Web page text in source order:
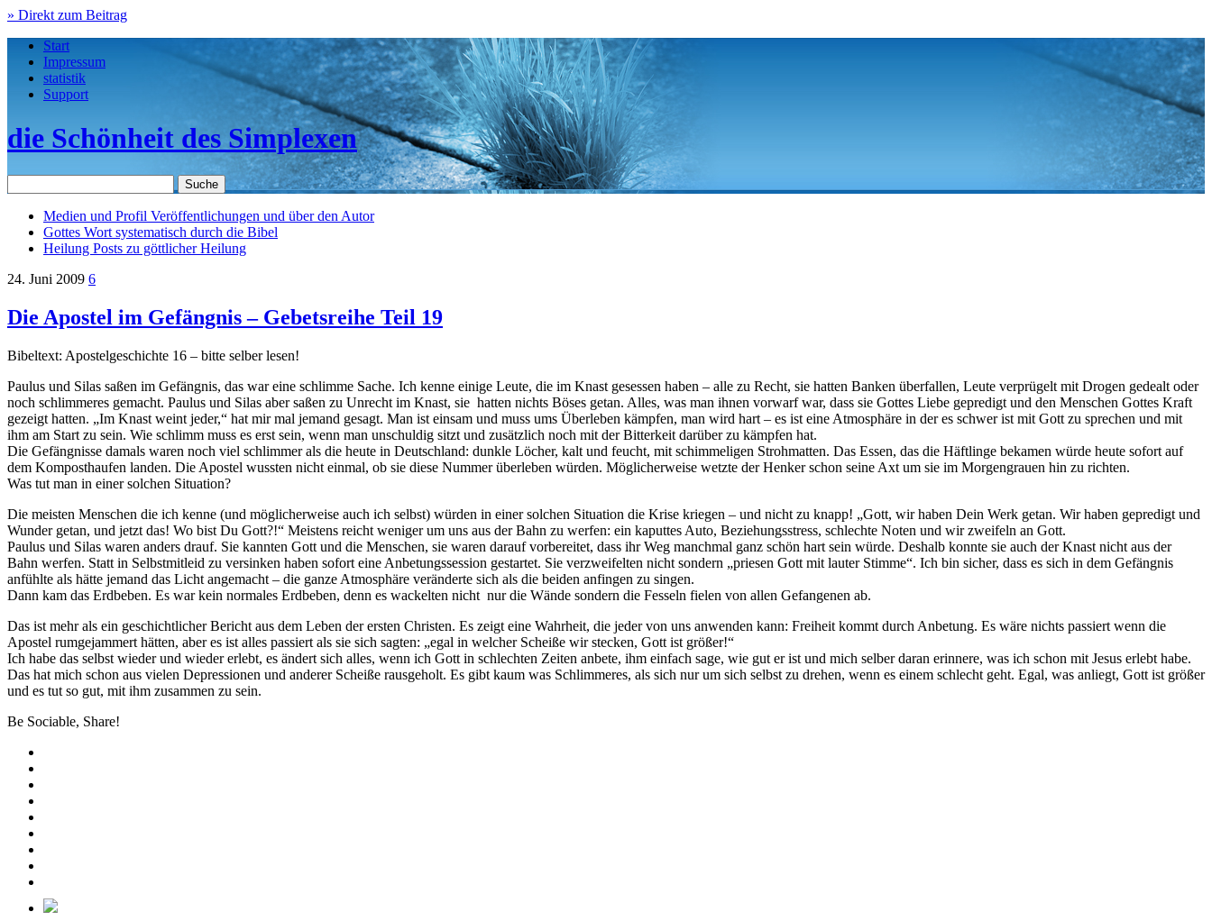
» Direkt zum Beitrag
Start
Impressum
statistik
Support
die Schönheit des Simplexen
Medien und Profil Veröffentlichungen und über den Autor
Gottes Wort systematisch durch die Bibel
Heilung Posts zu göttlicher Heilung
24. Juni 2009 6
Die Apostel im Gefängnis – Gebetsreihe Teil 19
Bibeltext: Apostelgeschichte 16 – bitte selber lesen!
Paulus und Silas saßen im Gefängnis, das war eine schlimme Sache. Ich kenne einige Leute, die im Knast gesessen haben – alle zu Recht, sie hatten Banken überfallen, Leute verprügelt mit Drogen gedealt oder
noch schlimmeres gemacht. Paulus und Silas aber saßen zu Unrecht im Knast, sie hatten nichts Böses getan. Alles, was man ihnen vorwarf war, dass sie Gottes Liebe gepredigt und den Menschen Gottes Kraft
gezeigt hatten. „Im Knast weint jeder,“ hat mir mal jemand gesagt. Man ist einsam und muss ums Überleben kämpfen, man wird hart – es ist eine Atmosphäre in der es schwer ist mit Gott zu sprechen und mit
ihm am Start zu sein. Wie schlimm muss es erst sein, wenn man unschuldig sitzt und zusätzlich noch mit der Bitterkeit darüber zu kämpfen hat.
Die Gefängnisse damals waren noch viel schlimmer als die heute in Deutschland: dunkle Löcher, kalt und feucht, mit schimmeligen Strohmatten. Das Essen, das die Häftlinge bekamen würde heute sofort auf
dem Komposthaufen landen. Die Apostel wussten nicht einmal, ob sie diese Nummer überleben würden. Möglicherweise wetzte der Henker schon seine Axt um sie im Morgengrauen hin zu richten.
Was tut man in einer solchen Situation?
Die meisten Menschen die ich kenne (und möglicherweise auch ich selbst) würden in einer solchen Situation die Krise kriegen – und nicht zu knapp! „Gott, wir haben Dein Werk getan. Wir haben gepredigt und
Wunder getan, und jetzt das! Wo bist Du Gott?!“ Meistens reicht weniger um uns aus der Bahn zu werfen: ein kaputtes Auto, Beziehungsstress, schlechte Noten und wir zweifeln an Gott.
Paulus und Silas waren anders drauf. Sie kannten Gott und die Menschen, sie waren darauf vorbereitet, dass ihr Weg manchmal ganz schön hart sein würde. Deshalb konnte sie auch der Knast nicht aus der
Bahn werfen. Statt in Selbstmitleid zu versinken haben sofort eine Anbetungssession gestartet. Sie verzweifelten nicht sondern „priesen Gott mit lauter Stimme“. Ich bin sicher, dass es sich in dem Gefängnis
anfühlte als hätte jemand das Licht angemacht – die ganze Atmosphäre veränderte sich als die beiden anfingen zu singen.
Dann kam das Erdbeben. Es war kein normales Erdbeben, denn es wackelten nicht nur die Wände sondern die Fesseln fielen von allen Gefangenen ab.
Das ist mehr als ein geschichtlicher Bericht aus dem Leben der ersten Christen. Es zeigt eine Wahrheit, die jeder von uns anwenden kann: Freiheit kommt durch Anbetung. Es wäre nichts passiert wenn die
Apostel rumgejammert hätten, aber es ist alles passiert als sie sich sagten: „egal in welcher Scheiße wir stecken, Gott ist größer!“
Ich habe das selbst wieder und wieder erlebt, es ändert sich alles, wenn ich Gott in schlechten Zeiten anbete, ihm einfach sage, wie gut er ist und mich selber daran erinnere, was ich schon mit Jesus erlebt habe.
Das hat mich schon aus vielen Depressionen und anderer Scheiße rausgeholt. Es gibt kaum was Schlimmeres, als sich nur um sich selbst zu drehen, wenn es einem schlecht geht. Egal, was anliegt, Gott ist größer
und es tut so gut, mit ihm zusammen zu sein.
Be Sociable, Share!